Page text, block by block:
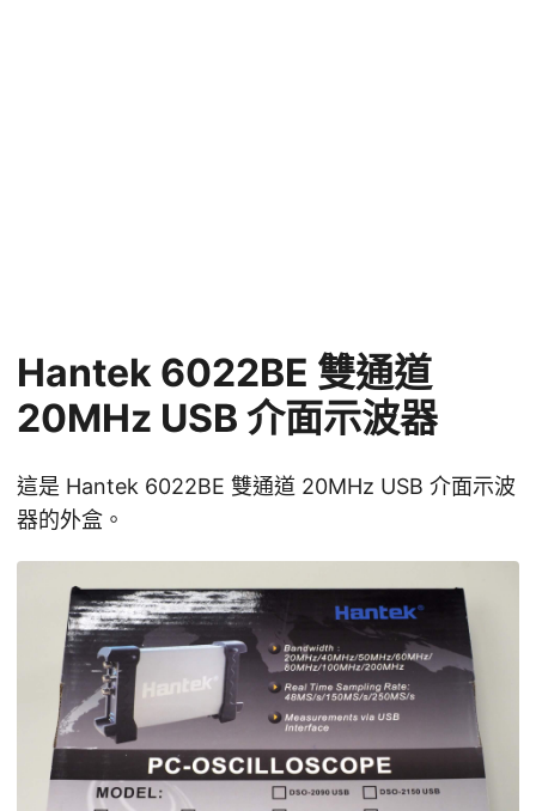
Hantek 6022BE 雙通道
20MHz USB 介面示波器
這是 Hantek 6022BE 雙通道 20MHz USB 介面示波
器的外盒。